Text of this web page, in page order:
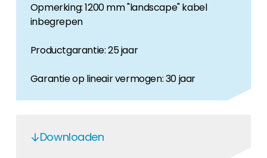
Opmerking: 1200 mm "landscape" kabel
inbegrepen
Productgarantie: 25 jaar
Garantie op lineair vermogen: 30 jaar
Downloaden